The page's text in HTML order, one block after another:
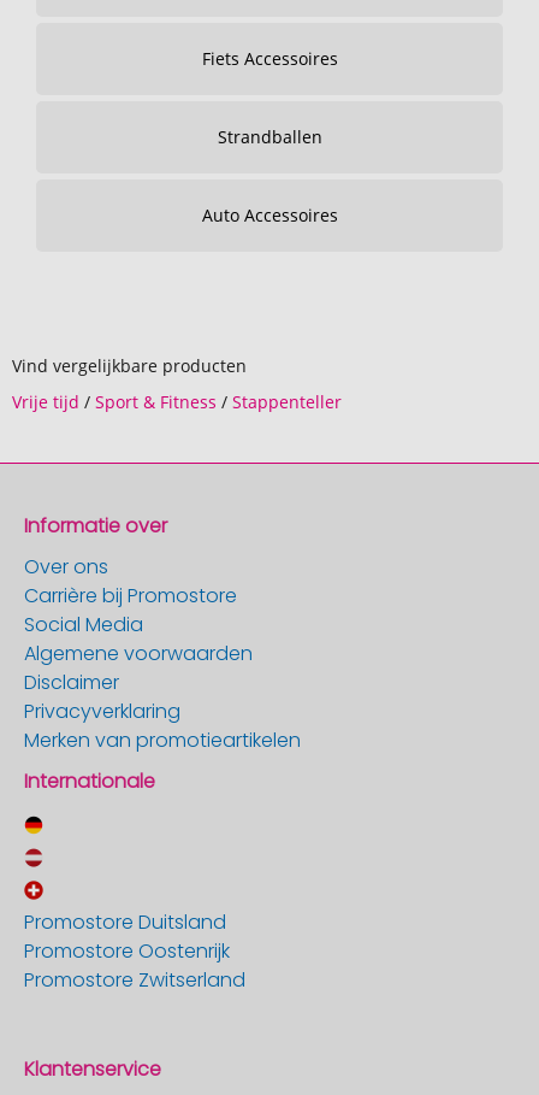
Fiets Accessoires
Strandballen
Auto Accessoires
Vind vergelijkbare producten
Vrije tijd / Sport & Fitness / Stappenteller
Informatie over
Over ons
Carrière bij Promostore
Social Media
Algemene voorwaarden
Disclaimer
Privacyverklaring
Merken van promotieartikelen
Internationale
Promostore Duitsland
Promostore Oostenrijk
Promostore Zwitserland
Klantenservice